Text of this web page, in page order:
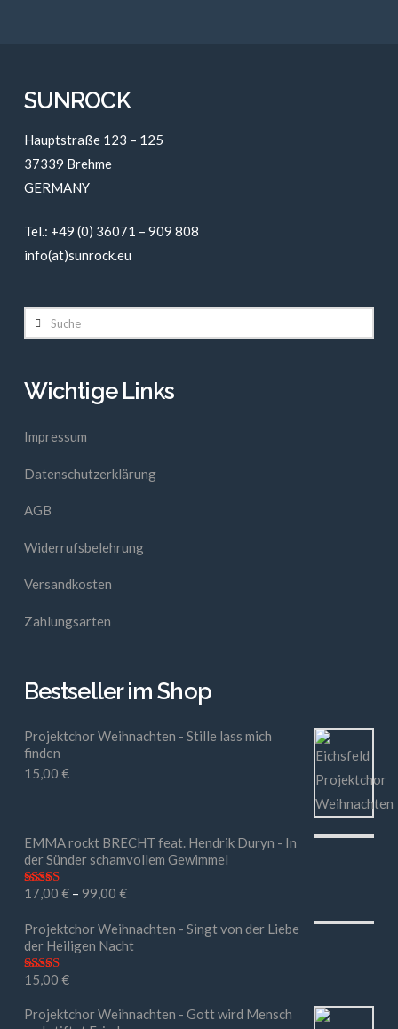
SUNROCK
Hauptstraße 123 – 125
37339 Brehme
GERMANY
Tel.: +49 (0) 36071 – 909 808
info(at)sunrock.eu
Suche
Wichtige Links
Impressum
Datenschutzerklärung
AGB
Widerrufsbelehrung
Versandkosten
Zahlungsarten
Bestseller im Shop
Projektchor Weihnachten - Stille lass mich
finden
15,00 €
EMMA rockt BRECHT feat. Hendrik Duryn - In
der Sünder schamvollem Gewimmel
Bewertet mit
17,00 €– 99,00 €
Projektchor Weihnachten - Singt von der Liebe
der Heiligen Nacht
Bewertet mit
15,00 €
Projektchor Weihnachten - Gott wird Mensch